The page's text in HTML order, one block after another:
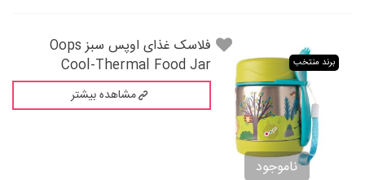
برند منتخب
ناموجود
فلاسک غذای اوپس سبز Oops
Cool-Thermal Food Jar
مشاهده بیشتر